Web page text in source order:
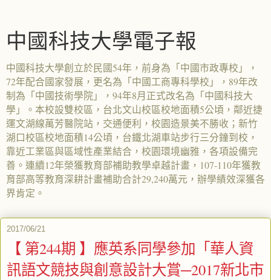
中國科技大學電子報
中國科技大學創立於民國54年，前身為「中國市政專校」，
72年配合國家發展，更名為「中國工商專科學校」，89年改
制為「中國技術學院」，94年8月正式改名為「中國科技大
學」。本校設雙校區，台北文山校區校地面積5公頃，鄰近捷
運文湖線萬芳醫院站，交通便利，校園造景美不勝收；新竹
湖口校區校地面積14公頃，台鐵北湖車站步行三分鐘到校，
靠近工業區與區域性產業結合，校園環境幽雅，各項設備完
善。連續12年榮獲教育部補助教學卓越計畫，107-110年獲教
育部高等教育深耕計畫補助合計29,240萬元，辦學績效深獲各
界肯定。
2017/06/21
【 第244期 】應英系同學參加「華人資
訊語文競技與創意設計大賞─2017新北市